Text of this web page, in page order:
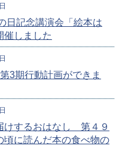
日記念講演会「絵本は
催しました
3期行動計画ができま
けするおはなし 第４９
に読んだ本の食べ物の